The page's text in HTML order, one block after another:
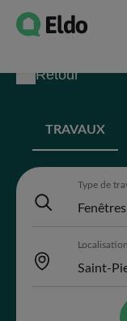
Retour
TRAVAUX
Type de
Localisation